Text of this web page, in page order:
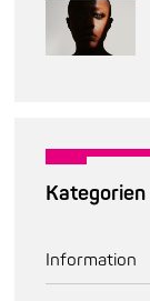
Kategorien
Information